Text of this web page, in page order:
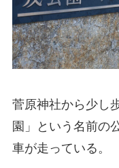
菅原神社から少し
園」という名前の
車が走っている。